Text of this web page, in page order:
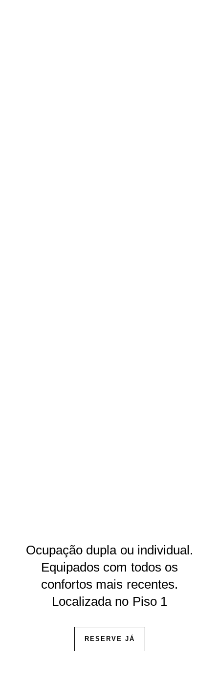
Ocupação dupla ou individual.
Equipados com todos os
confortos mais recentes.
Localizada no Piso 1
RESERVE JÁ